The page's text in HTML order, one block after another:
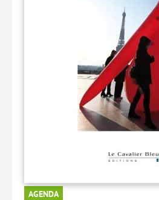
>> Livres
COLLECTIONS
Comment je
Convergences
eDDen
Espèces
Géopolitique
Idées Reçues
AGENDA